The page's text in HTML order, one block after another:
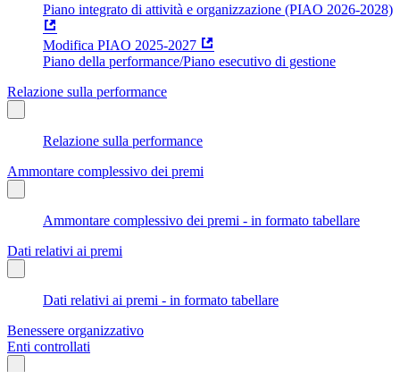
Piano integrato di attività e organizzazione (PIAO 2026-2028)
Modifica PIAO 2025-2027
Piano della performance/Piano esecutivo di gestione
Relazione sulla performance
Relazione sulla performance
Ammontare complessivo dei premi
Ammontare complessivo dei premi - in formato tabellare
Dati relativi ai premi
Dati relativi ai premi - in formato tabellare
Benessere organizzativo
Enti controllati